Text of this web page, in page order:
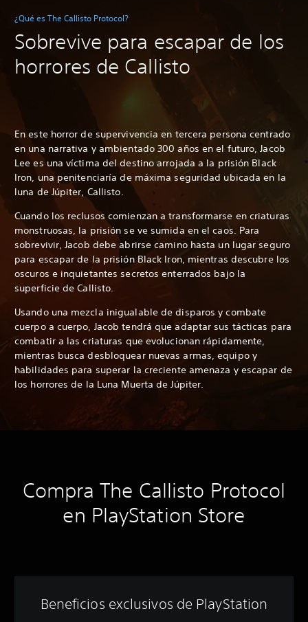
¿Qué es The Callisto Protocol?
Sobrevive para escapar de los
horrores de Callisto
En este horror de supervivencia en tercera persona centrado
en una narrativa y ambientado 300 años en el futuro, Jacob
Lee es una víctima del destino arrojada a la prisión Black
Iron, una penitenciaría de máxima seguridad ubicada en la
luna de Júpiter, Callisto.
Cuando los reclusos comienzan a transformarse en criaturas
monstruosas, la prisión se ve sumida en el caos. Para
sobrevivir, Jacob debe abrirse camino hasta un lugar seguro
para escapar de la prisión Black Iron, mientras descubre los
oscuros e inquietantes secretos enterrados bajo la
superficie de Callisto.
Usando una mezcla inigualable de disparos y combate
cuerpo a cuerpo, Jacob tendrá que adaptar sus tácticas para
combatir a las criaturas que evolucionan rápidamente,
mientras busca desbloquear nuevas armas, equipo y
habilidades para superar la creciente amenaza y escapar de
los horrores de la Luna Muerta de Júpiter.
Compra The Callisto Protocol
en PlayStation Store
Beneficios exclusivos de PlayStation